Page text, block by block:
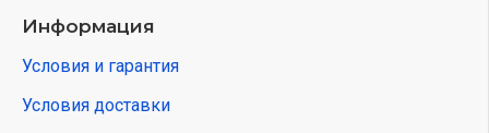
Информация
Условия и гарантия
Условия доставки